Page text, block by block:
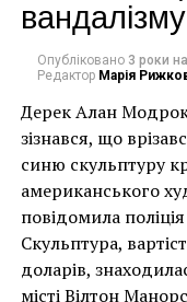
«В
было
– они
Керри.
Чоловік позує під
накинеться на
має ознаки
Лоустофті на
року. (Фото
В інтерв’ю
Опубліковано 3 роки
Редактор Марія
Дерек Алан
зізнався, що
синю скульптуру
американського
повідомила
Скульптура,
доларів,
місті Вілтон